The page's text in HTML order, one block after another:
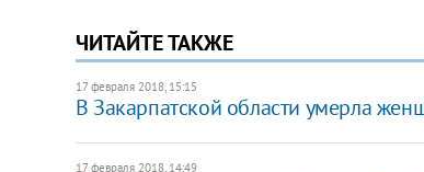
ЧИТАЙТЕ ТАКЖЕ
17 февраля 2018, 15:15
В Закарпатской области умерла
17 февраля 2018, 14:49